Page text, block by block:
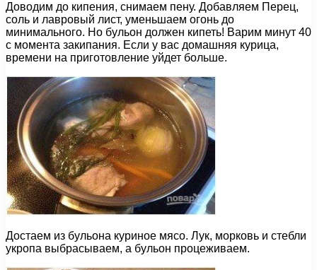
Доводим до кипения, снимаем пену. Добавляем Перец,
соль и лавровый лист, уменьшаем огонь до
минимального. Но бульон должен кипеть! Варим минут 40
с момента закипания. Если у вас домашняя курица,
времени на приготовление уйдет больше.
Достаем из бульона куриное мясо. Лук, морковь и стебли
укропа выбрасываем, а бульон процеживаем.